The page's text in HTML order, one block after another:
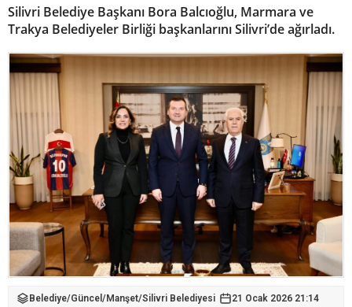
Silivri Belediye Başkanı Bora Balcıoğlu, Marmara ve
Trakya Belediyeler Birliği başkanlarını Silivri’de ağırladı.
Belediye/Güncel /Manşet/Silivri Belediyesi
21 Ocak 2026 21:14